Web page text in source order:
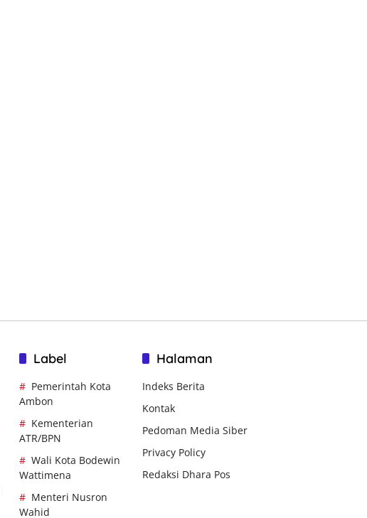
Label
Pemerintah Kota
Ambon
Kementerian
ATR/BPN
Wali Kota Bodewin
Wattimena
Menteri Nusron
Wahid
Halaman
Indeks Berita
Kontak
Pedoman Media Siber
Privacy Policy
Redaksi Dhara Pos